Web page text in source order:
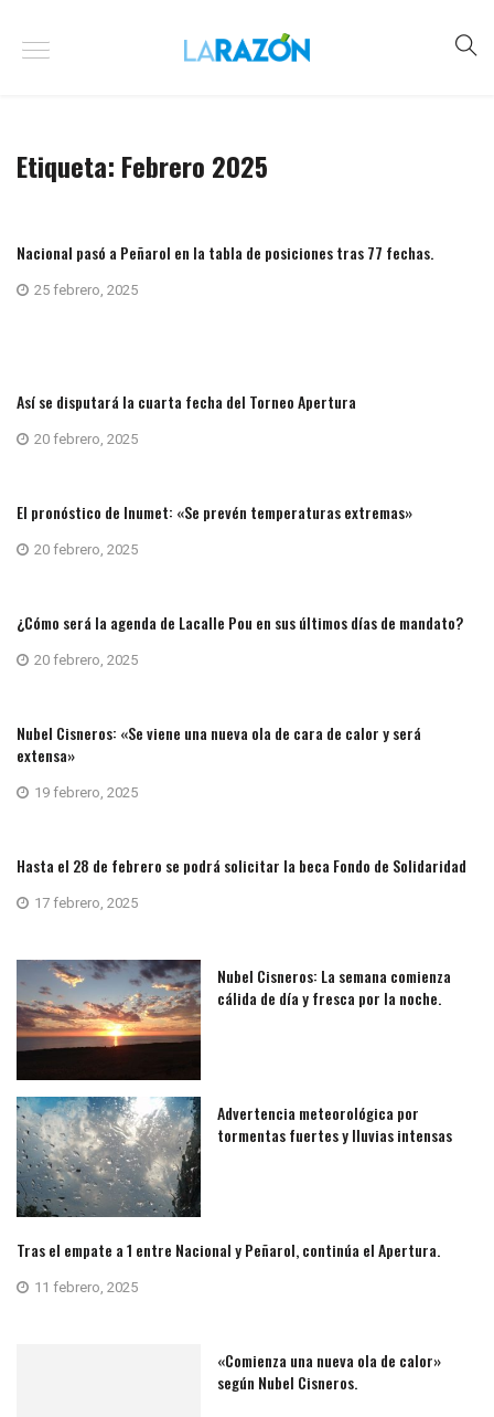
Etiqueta: Febrero 2025
Nacional pasó a Peñarol en la tabla de posiciones tras 77 fechas.
25 febrero, 2025
Así se disputará la cuarta fecha del Torneo Apertura
20 febrero, 2025
El pronóstico de Inumet: «Se prevén temperaturas extremas»
20 febrero, 2025
¿Cómo será la agenda de Lacalle Pou en sus últimos días de mandato?
20 febrero, 2025
Nubel Cisneros: «Se viene una nueva ola de cara de calor y será
extensa»
19 febrero, 2025
Hasta el 28 de febrero se podrá solicitar la beca Fondo de Solidaridad
17 febrero, 2025
Nubel Cisneros: La semana comienza
cálida de día y fresca por la noche.
Advertencia meteorológica por
tormentas fuertes y lluvias intensas
Tras el empate a 1 entre Nacional y Peñarol, continúa el Apertura.
11 febrero, 2025
«Comienza una nueva ola de calor»
según Nubel Cisneros.